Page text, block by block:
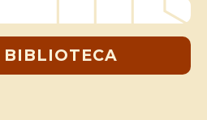
BIBLIOTECA